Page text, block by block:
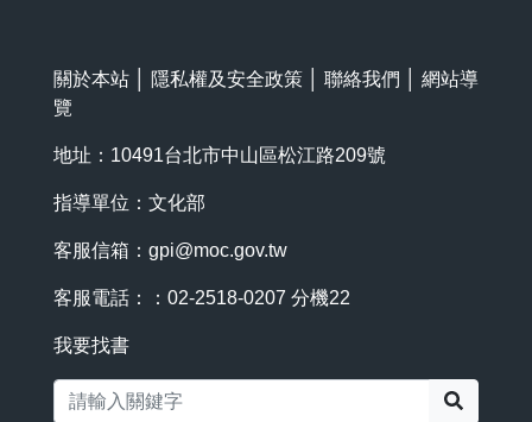
關於本站 隱私權及安全政策 聯絡我們
網站導
覽
地址：10491台北市中山區松江路209號
指導單位：文化部
客服信箱： gpi@moc.gov.tw
客服電話：：02-2518-0207 分機22
我要找書